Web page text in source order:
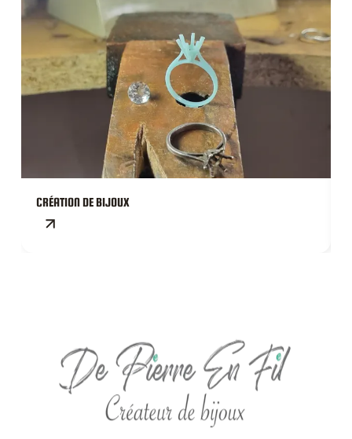
CRÉATION DE BIJOUX